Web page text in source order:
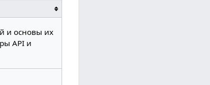
и основы их
API и